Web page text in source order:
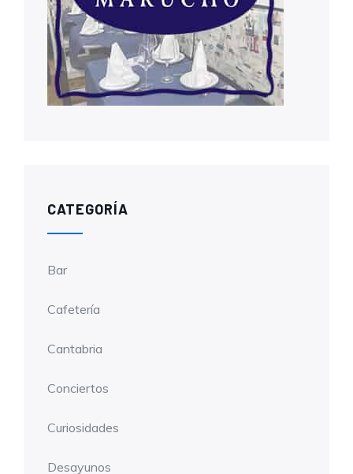
CATEGORÍA
Bar
Cafetería
Cantabria
Conciertos
Curiosidades
Desayunos